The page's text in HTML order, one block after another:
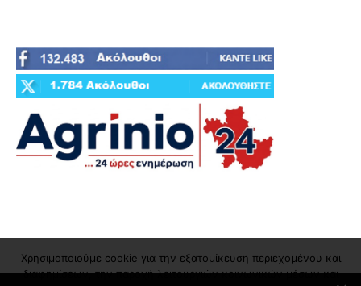
Χρησιμοποιούμε cookie για την εξατομίκευση περιεχομένου και
διαφημίσεων, την παροχή λειτουργιών κοινωνικών μέσων και